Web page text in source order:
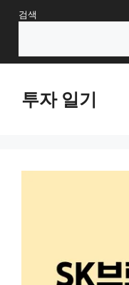
Skip검색
투자 일기